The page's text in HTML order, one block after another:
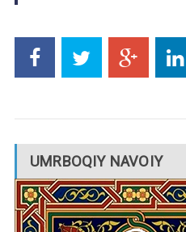
UMRBOQIY NAVOIY